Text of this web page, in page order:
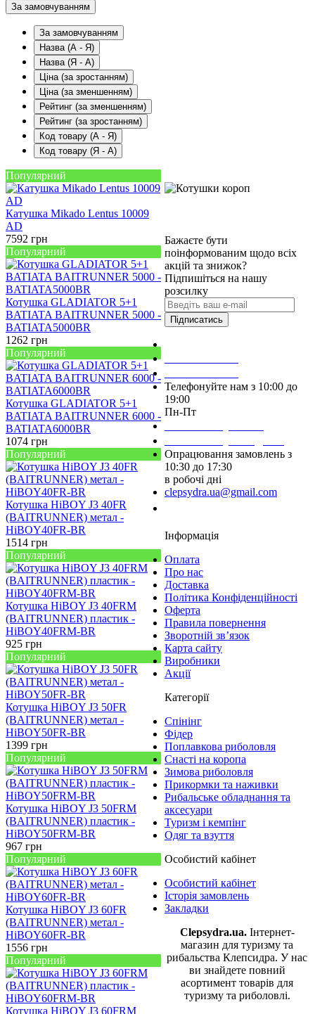
За замовчуванням
За замовчуванням
Назва (А - Я)
Назва (Я - А)
Ціна (за зростанням)
Ціна (за зменшенням)
Рейтинг (за зменшенням)
Рейтинг (за зростанням)
Код товару (А - Я)
Код товару (Я - А)
Популярний
Катушка Mikado Lentus 10009
AD
7592 грн
Популярний
Котушка GLADIATOR 5+1
BATIATA BAITRUNNER 5000 -
BATIATA5000BR
1262 грн
Популярний
Котушка GLADIATOR 5+1
BATIATA BAITRUNNER 6000 -
BATIATA6000BR
1074 грн
Популярний
Котушка HiBOY J3 40FR
(BAITRUNNER) метал -
HiBOY40FR-BR
1514 грн
Популярний
Котушка HiBOY J3 40FRM
(BAITRUNNER) пластик -
HiBOY40FRM-BR
925 грн
Популярний
Котушка HiBOY J3 50FR
(BAITRUNNER) метал -
HiBOY50FR-BR
1399 грн
Популярний
Котушка HiBOY J3 50FRM
(BAITRUNNER) пластик -
HiBOY50FRM-BR
967 грн
Популярний
Котушка HiBOY J3 60FR
(BAITRUNNER) метал -
HiBOY60FR-BR
1556 грн
Популярний
Котушка HiBOY J3 60FRM
Бажаєте бути
поінформованим щодо всіх
акцій та знижок?
Підпишіться на нашу
розсилку
Підписатись
Телефонуйте нам з 10:00 до
19:00
Пн-Пт
Опрацювання замовлень з
10:30 до 17:30
в робочі дні
clepsydra.ua@gmail.com
Інформація
Оплата
Про нас
Доставка
Політика Конфіденційності
Оферта
Правила повернення
Зворотній зв’язок
Карта сайту
Виробники
Акції
Категорії
Спінінг
Фідер
Поплавкова риболовля
Снасті на коропа
Зимова риболовля
Прикормки та наживки
Рибальське обладнання та
аксесуари
Туризм і кемпінг
Одяг та взуття
Особистий кабінет
Особистий кабінет
Історія замовлень
Закладки
Clepsydra.ua. Інтернет-
магазин для туризму та
рибальства Клепсидра. У нас
ви знайдете повний
асортимент товарів для
туризму та риболовлі.